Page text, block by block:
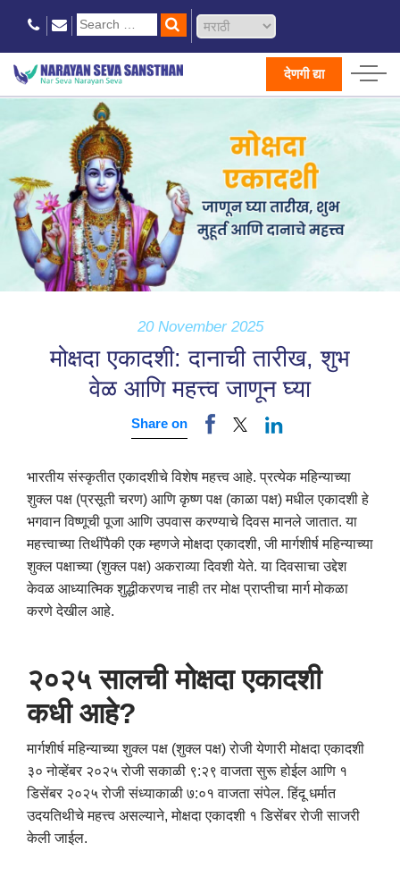
देणगी द्या
20 November 2025
मोक्षदा एकादशी: दानाची तारीख, शुभ
वेळ आणि महत्त्व जाणून घ्या
Share on
भारतीय संस्कृतीत एकादशीचे विशेष महत्त्व आहे. प्रत्येक महिन्याच्या
शुक्ल पक्ष (प्रसूती चरण) आणि कृष्ण पक्ष (काळा पक्ष) मधील एकादशी हे
भगवान विष्णूची पूजा आणि उपवास करण्याचे दिवस मानले जातात. या
महत्त्वाच्या तिथींपैकी एक म्हणजे मोक्षदा एकादशी, जी मार्गशीर्ष महिन्याच्या
शुक्ल पक्षाच्या (शुक्ल पक्ष) अकराव्या दिवशी येते. या दिवसाचा उद्देश
केवळ आध्यात्मिक शुद्धीकरणच नाही तर मोक्ष प्राप्तीचा मार्ग मोकळा
करणे देखील आहे.
२०२५ सालची मोक्षदा एकादशी
कधी आहे?
मार्गशीर्ष महिन्याच्या शुक्ल पक्ष (शुक्ल पक्ष) रोजी येणारी मोक्षदा एकादशी
३० नोव्हेंबर २०२५ रोजी सकाळी ९:२९ वाजता सुरू होईल आणि १
डिसेंबर २०२५ रोजी संध्याकाळी ७:०१ वाजता संपेल. हिंदू धर्मात
उदयतिथीचे महत्त्व असल्याने, मोक्षदा एकादशी १ डिसेंबर रोजी साजरी
केली जाईल.